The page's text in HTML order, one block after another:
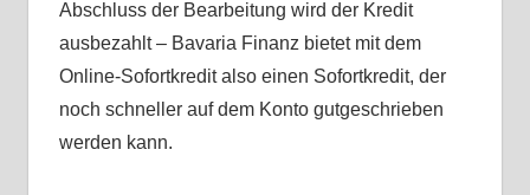
Abschluss der Bearbeitung wird der Kredit
ausbezahlt – Bavaria Finanz bietet mit dem
Online-Sofortkredit also einen Sofortkredit, der
noch schneller auf dem Konto gutgeschrieben
werden kann.